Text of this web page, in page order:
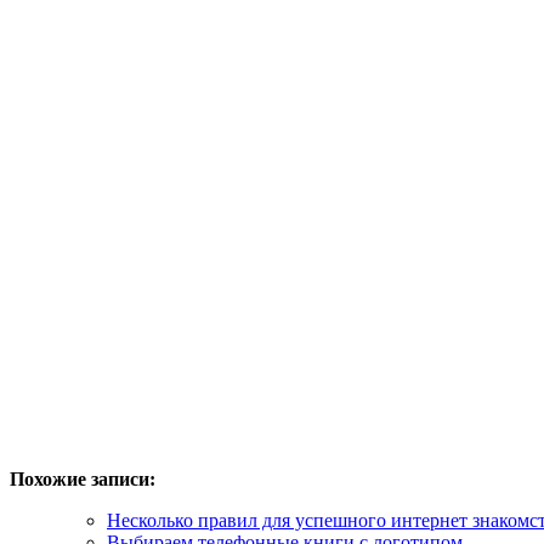
Похожие записи:
Несколько правил для успешного интернет